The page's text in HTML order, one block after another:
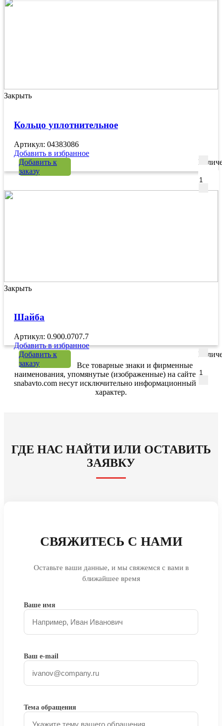
Закрыть
Кольцо уплотнительное
Артикул: 04383086
Добавить в избранное
Добавить к
заказу
Закрыть
Шайба
Артикул: 0.900.0707.7
Добавить в избранное
Добавить к
заказу
Все товарные знаки и фирменные
наименования, упомянутые (изображенные) на сайте
snabavto.com несут исключительно информационный
характер.
ГДЕ НАС НАЙТИ ИЛИ ОСТАВИТЬ
ЗАЯВКУ
СВЯЖИТЕСЬ С НАМИ
Оставьте ваши данные, и мы свяжемся с вами в
ближайшее время
Ваше имя
Ваш e-mail
Тема обращения